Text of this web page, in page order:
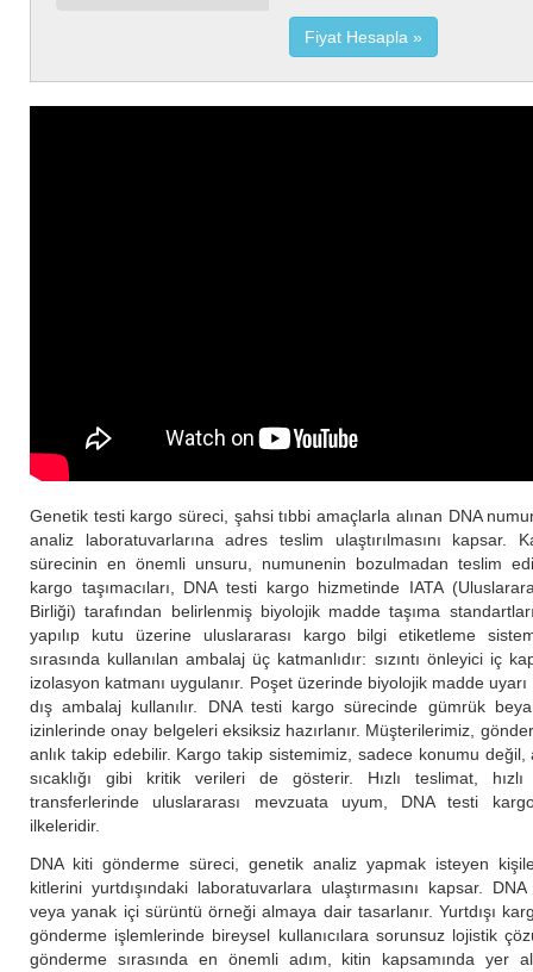
Fiyat Hesapla
Genetik testi kargo süreci, şahsi tıbbi amaçlarla alınan DNA
analiz laboratuvarlarına adres teslim ulaştırılmasını kapsar.
sürecinin en önemli unsuru, numunenin bozulmadan teslim
kargo taşımacıları, DNA testi kargo hizmetinde IATA
Birliği) tarafından belirlenmiş biyolojik madde taşıma
yapılıp kutu üzerine uluslararası kargo bilgi etiketleme
sırasında kullanılan ambalaj üç katmanlıdır: sızıntı önleyici iç
izolasyon katmanı uygulanır. Poşet üzerinde biyolojik madde
dış ambalaj kullanılır. DNA testi kargo sürecinde gümrük
izinlerinde onay belgeleri eksiksiz hazırlanır. Müşterilerimiz,
anlık takip edebilir. Kargo takip sistemimiz, sadece konumu değil,
sıcaklığı gibi kritik verileri de gösterir. Hızlı teslimat,
transferlerinde uluslararası mevzuata uyum, DNA testi
ilkeleridir.
DNA kiti gönderme süreci, genetik analiz yapmak isteyen
kitlerini yurtdışındaki laboratuvarlara ulaştırmasını kapsar.
veya yanak içi sürüntü örneği almaya dair tasarlanır. Yurtdışı
gönderme işlemlerinde bireysel kullanıcılara sorunsuz lojistik
gönderme sırasında en önemli adım, kitin kapsamında yer